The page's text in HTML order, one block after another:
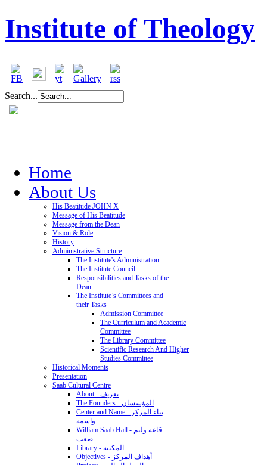
Institute of Theology
Search...
Home
About Us
His Beatitude JOHN X
Message of His Beatitude
Message from the Dean
Vision & Role
History
Administrative Structure
The Institute's Administration
The Institute Council
Responsibilities and Tasks of the
Dean
The Institute’s Committees and
their Tasks
Admission Committee
The Curriculum and Academic
Committee
The Library Committee
Scientific Research And Higher
Studies Committee
Historical Moments
Presentation
Saab Cultural Centre
About - تعريف
The Founders - المؤسسان
Center and Name - بناء المركز
واسمه
William Saab Hall - قاعة وليم
صعب
Library - المكتبة
Objectives - أهداف المركز